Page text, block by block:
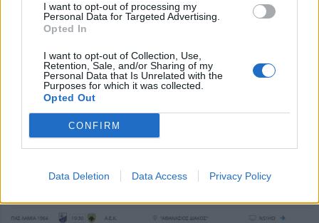
I want to opt-out of processing my
Personal Data for Targeted Advertising.
Opted In
I want to opt-out of Collection, Use,
Retention, Sale, and/or Sharing of my
Personal Data that Is Unrelated with the
Purposes for which it was collected.
Opted Out
CONFIRM
Data Deletion Data Access Privacy Policy